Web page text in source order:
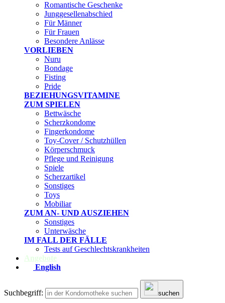
Romantische Geschenke
Junggesellenabschied
Für Männer
Für Frauen
Besondere Anlässe
VORLIEBEN
Nuru
Bondage
Fisting
Pride
BEZIEHUNGSVITAMINE
ZUM SPIELEN
Bettwäsche
Scherzkondome
Fingerkondome
Toy-Cover / Schutzhüllen
Körperschmuck
Pflege und Reinigung
Spiele
Scherzartikel
Sonstiges
Toys
Mobiliar
ZUM AN- UND AUSZIEHEN
Sonstiges
Unterwäsche
IM FALL DER FÄLLE
Tests auf Geschlechtskrankheiten
Angebote
English
Suchbegriff: suchen